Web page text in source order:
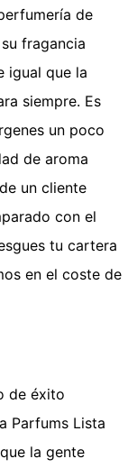
de
fragancia
igual que la
siempre. Es
un poco
de aroma
un cliente
con el
tu cartera
en el coste de
de éxito
Parfums Lista
la gente